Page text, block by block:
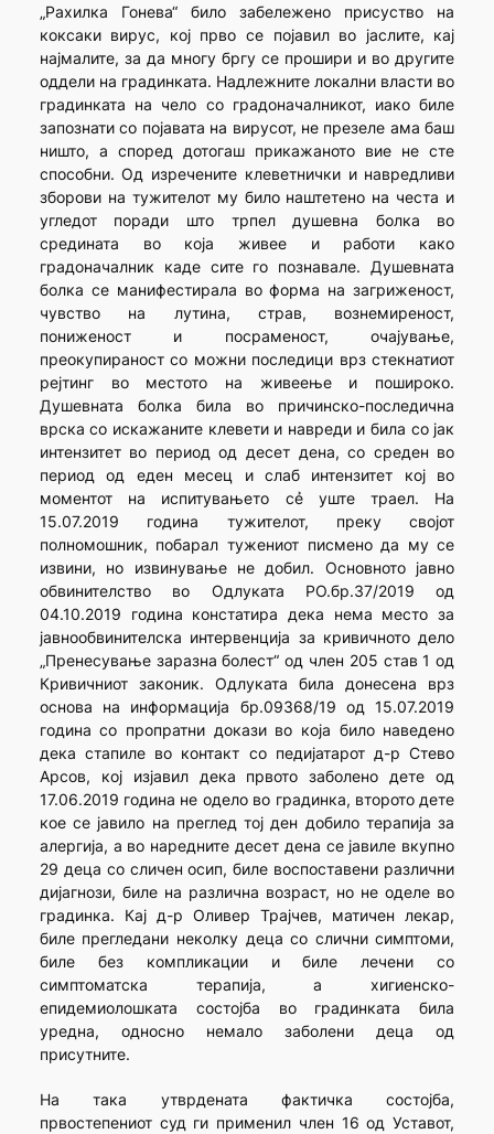
„Рахилка Гонева“ било забележено присуство на
коксаки вирус, кој прво се појавил во јаслите, кај
најмалите, за да многу бргу се прошири и во другите
оддели на градинката. Надлежните локални власти во
градинката на чело со градоначалникот, иако биле
запознати со појавата на вирусот, не презеле ама баш
ништо, а според дотогаш прикажаното вие не сте
способни. Од изречените клеветнички и навредливи
зборови на тужителот му било наштетено на честа и
угледот поради што трпел душевна болка во
средината во која живее и работи како
градоначалник каде сите го познавале. Душевната
болка се манифестирала во форма на загриженост,
чувство на лутина, страв, вознемиреност,
пониженост и посраменост, очајување,
преокупираност со можни последици врз стекнатиот
рејтинг во местото на живеење и пошироко.
Душевната болка била во причинско-последична
врска со искажаните клевети и навреди и била со јак
интензитет во период од десет дена, со среден во
период од еден месец и слаб интензитет кој во
моментот на испитувањето сẻ уште траел. На
15.07.2019 година тужителот, преку својот
полномошник, побарал тужениот писмено да му се
извини, но извинување не добил. Основното јавно
обвинителство во Одлуката РО.бр.37/2019 од
04.10.2019 година констатира дека нема место за
јавнообвинителска интервенција за кривичното дело
„Пренесување заразна болест“ од член 205 став 1 од
Кривичниот законик. Одлуката била донесена врз
основа на информација бр.09368/19 од 15.07.2019
година со пропратни докази во која било наведено
дека стапиле во контакт со педијатарот д-р Стево
Арсов, кој изјавил дека првото заболено дете од
17.06.2019 година не одело во градинка, второто дете
кое се јавило на преглед тој ден добило терапија за
алергија, а во наредните десет дена се јавиле вкупно
29 деца со сличен осип, биле воспоставени различни
дијагнози, биле на различна возраст, но не оделе во
градинка. Кај д-р Оливер Трајчев, матичен лекар,
биле прегледани неколку деца со слични симптоми,
биле без компликации и биле лечени со
симптоматска терапија, а хигиенско-
епидемиолошката состојба во градинката била
уредна, односно немало заболени деца од
присутните.
На така утврдената фактичка состојба,
првостепениот суд ги применил член 16 од Уставот,